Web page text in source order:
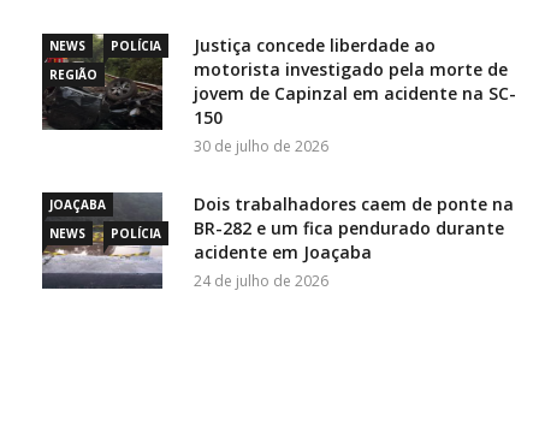
NEWS
POLÍCIA
REGIÃO
Justiça concede liberdade ao
motorista investigado pela morte de
jovem de Capinzal em acidente na SC-
150
30 de julho de 2026
JOAÇABA
NEWS
POLÍCIA
Dois trabalhadores caem de ponte na
BR-282 e um fica pendurado durante
acidente em Joaçaba
24 de julho de 2026